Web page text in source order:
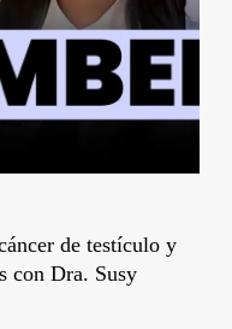
de testículo y
con Dra. Susy